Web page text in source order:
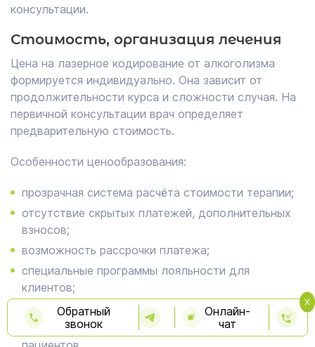
консультации.
Стоимость, организация лечения
Цена на лазерное кодирование от алкоголизма
формируется индивидуально. Она зависит от
продолжительности курса и сложности случая. На
первичной консультации врач определяет
предварительную стоимость.
Особенности ценообразования:
прозрачная система расчёта стоимости терапии;
отсутствие скрытых платежей, дополнительных
взносов;
возможность рассрочки платежа;
специальные программы лояльности для
клиентов;
скидки для пенсионеров, социальных категорий;
акции, специальные предложения для новых
Обратный
звонок
Онлайн-
чат